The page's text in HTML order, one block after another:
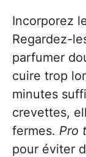
Incorporez
Regardez-
parfumer
cuire trop
minutes
crevettes,
fermes. Pro
pour éviter